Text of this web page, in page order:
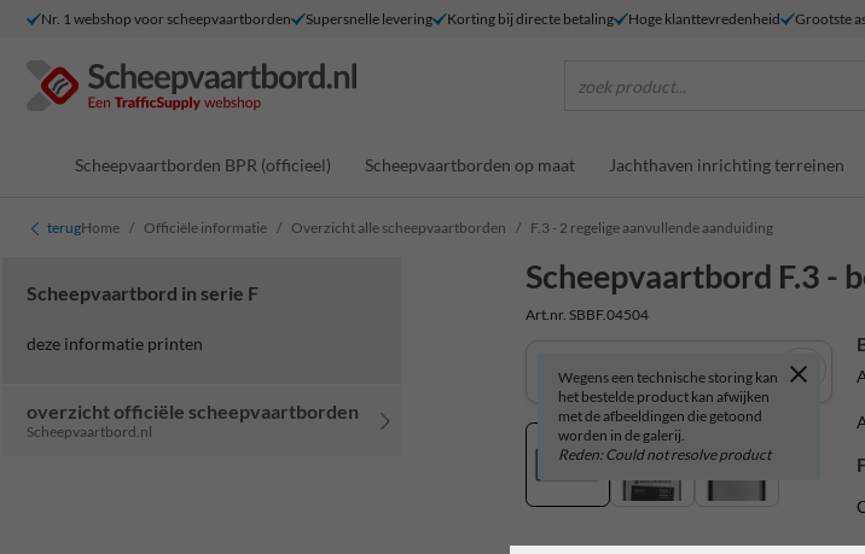
Nr. 1 webshop voor scheepvaartborden Supersnelle levering Korting bij directe betaling Hoge klanttevredenheid Grootste
zoek product...
Scheepvaartborden BPR (officieel) Scheepvaartborden op maat Jachthaven inrichting terreinen
terugHome Officiële informatie Overzicht alle scheepvaartborden F.3 - 2 regelige aanvullende aanduiding
Scheepvaartbord in serie F
deze informatie printen
overzicht officiële scheepvaartborden
Scheepvaartbord.nl
Scheepvaartbord F.3 -
Art.nr. SBBF.04504
Wegens een technische storing kan
het bestelde product kan afwijken
met de afbeeldingen die getoond
worden in de galerij.
Reden: Could not resolve product